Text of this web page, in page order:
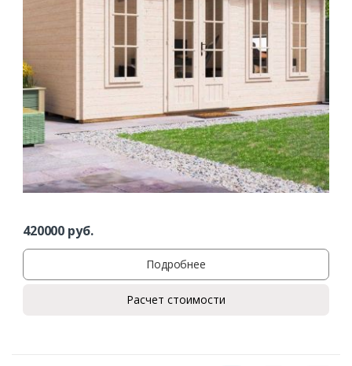
420000 руб.
Подробнее
Расчет стоимости